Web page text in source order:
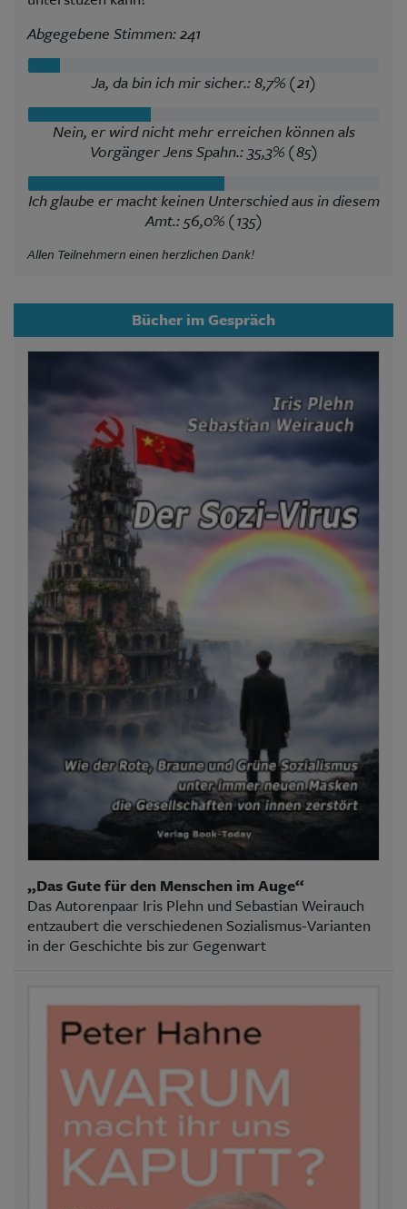
Abgegebene Stimmen: 241
Ja, da bin ich mir sicher.: 8,7% (21)
Nein, er wird nicht mehr erreichen können als
Vorgänger Jens Spahn.: 35,3% (85)
Ich glaube er macht keinen Unterschied aus in diesem
Amt.: 56,0% (135)
Allen Teilnehmern einen herzlichen Dank!
Bücher im Gespräch
„Das Gute für den Menschen im Auge“
Das Autorenpaar Iris Plehn und Sebastian Weirauch
entzaubert die verschiedenen Sozialismus-Varianten
in der Geschichte bis zur Gegenwart